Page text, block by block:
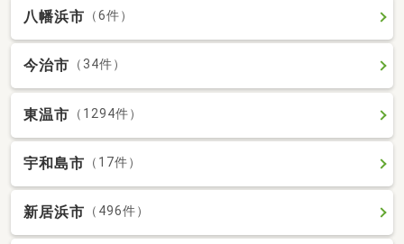
八幡浜市 （6件）
今治市 （34件）
東温市 （1294件）
宇和島市 （17件）
新居浜市 （496件）